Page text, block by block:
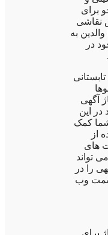
برای
نقاشی
به
در
آگهی
این
شما کمک
از
های
تواند
را در
سمت وب